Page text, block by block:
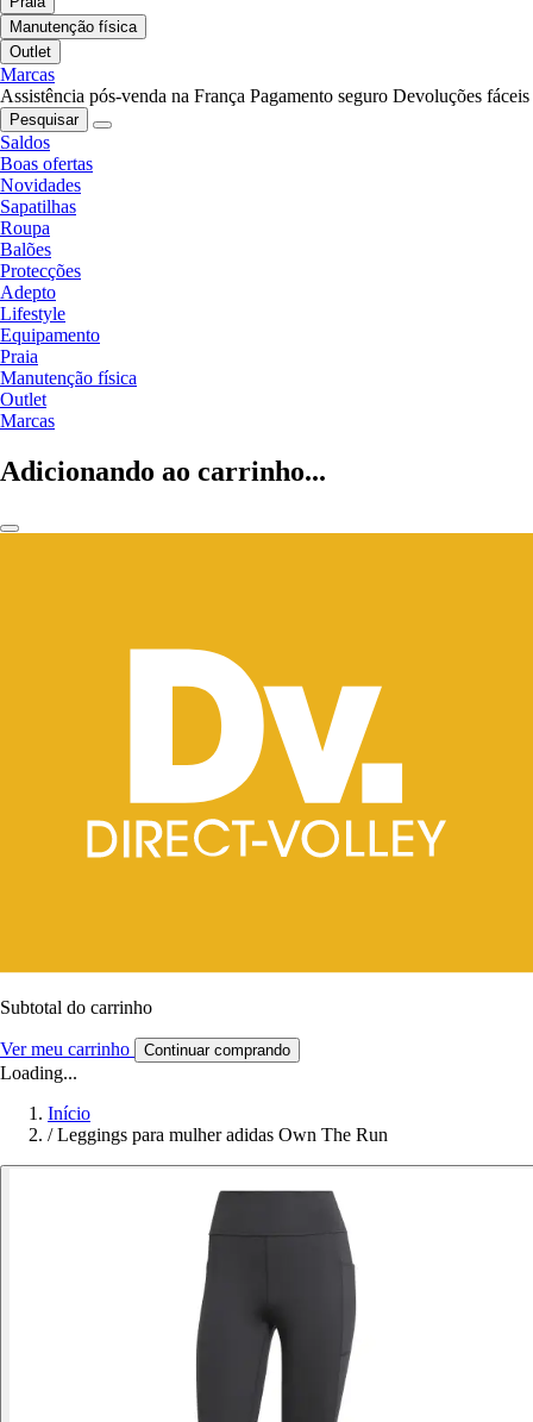
Manutenção física
Outlet
Marcas
Assistência pós-venda na França Pagamento seguro Devoluções fáceis
Pesquisar
Saldos
Boas ofertas
Novidades
Sapatilhas
Roupa
Balões
Protecções
Adepto
Lifestyle
Equipamento
Praia
Manutenção física
Outlet
Marcas
Adicionando ao carrinho...
Subtotal do carrinho
Ver meu carrinho Continuar comprando
Loading...
Início
/ Leggings para mulher adidas Own The Run